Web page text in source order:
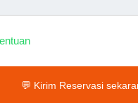
💬 Kirim Reservasi